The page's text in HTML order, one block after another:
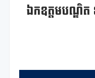
ឯកឧត្តមបណ្ឌិ